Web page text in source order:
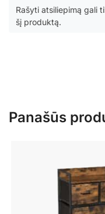
Rašyti atsiliepimą gali
šį produktą.
Panašūs